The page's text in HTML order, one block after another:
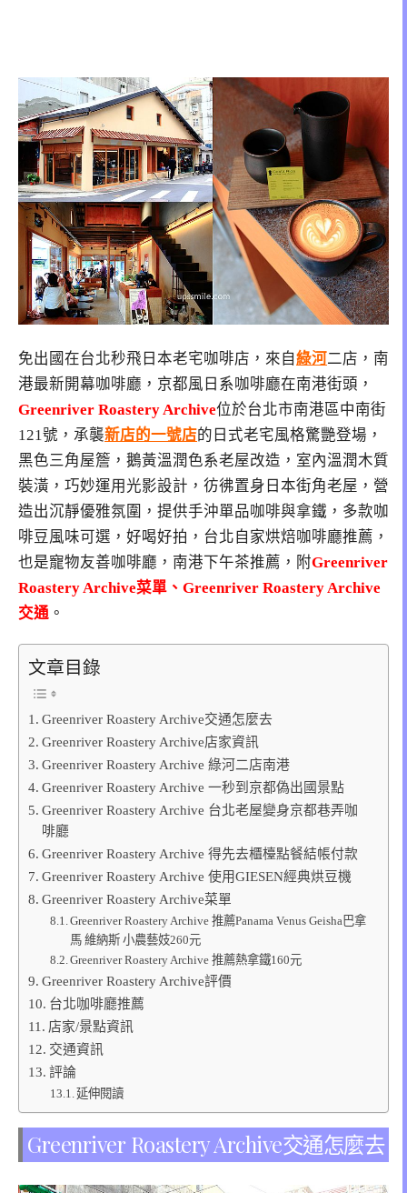
免出國在台北秒飛日本老宅咖啡店，來自綠河二店，南
港最新開幕咖啡廳，京都風日系咖啡廳在南港街頭，
Greenriver Roastery Archive位於台北市南港區中南街
121號，承襲新店的一號店的日式老宅風格驚艷登場，
黑色三角屋簷，鵝黃溫潤色系老屋改造，室內溫潤木質
裝潢，巧妙運用光影設計，彷彿置身日本街角老屋，營
造出沉靜優雅氛圍，提供手沖單品咖啡與拿鐵，多款咖
啡豆風味可選，好喝好拍，台北自家烘焙咖啡廳推薦，
也是寵物友善咖啡廳，南港下午茶推薦，附Greenriver
Roastery Archive菜單、Greenriver Roastery Archive
交通 。
文章目錄
Greenriver Roastery Archive交通怎麼去
Greenriver Roastery Archive店家資訊
Greenriver Roastery Archive 綠河二店南港
Greenriver Roastery Archive 一秒到京都偽出國景點
Greenriver Roastery Archive 台北老屋變身京都巷弄咖
啡廳
Greenriver Roastery Archive 得先去櫃檯點餐結帳付款
Greenriver Roastery Archive 使用GIESEN經典烘豆機
Greenriver Roastery Archive菜單
Greenriver Roastery Archive 推薦Panama Venus Geisha巴拿
馬 維納斯 小農藝妓260元
Greenriver Roastery Archive 推薦熱拿鐵160元
Greenriver Roastery Archive評價
台北咖啡廳推薦
店家/景點資訊
交通資訊
評論
延伸閱讀
Greenriver Roastery Archive交通怎麼去